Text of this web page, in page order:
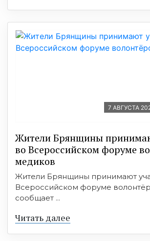
7 АВГУСТА
Жители Брянщины
во Всероссийском форуме
медиков
Жители Брянщины принимают
Всероссийском форуме
сообщает ...
Читать далее